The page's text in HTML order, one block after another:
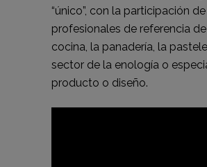
“único”, con la participación de
profesionales de referencia
cocina, la panadería, la
sector de la enología o
producto o diseño.